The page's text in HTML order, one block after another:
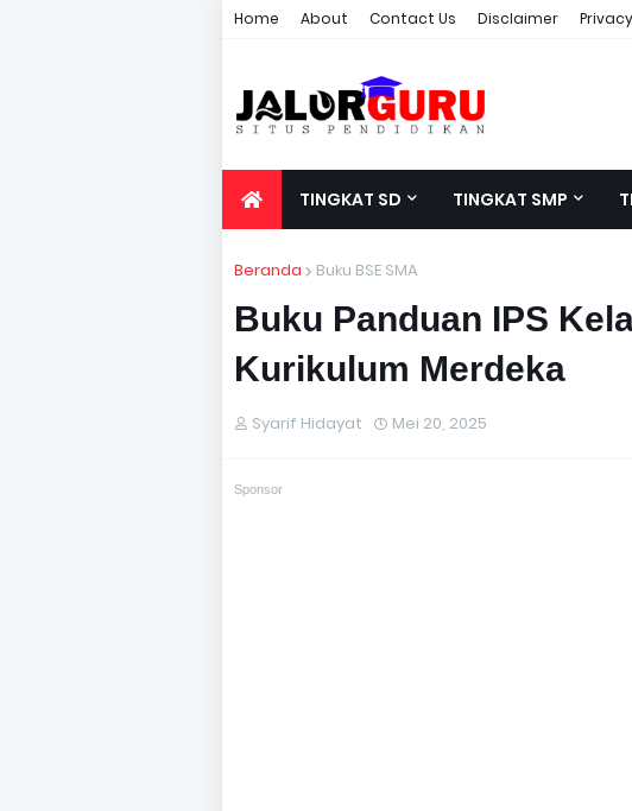
Home About Contact Us Disclaimer
TINGKAT SD TINGKAT SMP
Beranda Buku BSE SMA
Buku Panduan IPS
Kurikulum Merdeka
Syarif Hidayat Mei 20, 2025
Sponsor